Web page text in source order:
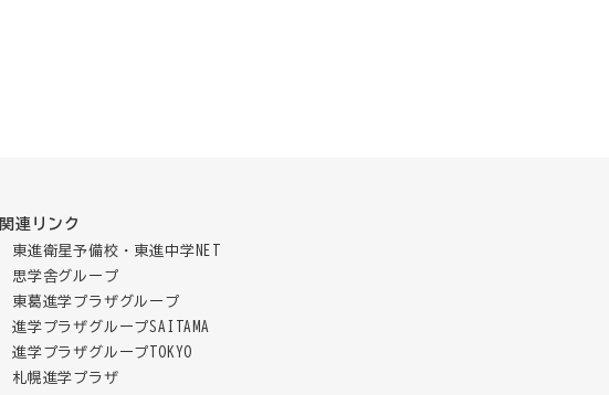
関連リンク
東進衛星予備校・東進中学NET
思学舎グループ
東葛進学プラザグループ
進学プラザグループSAITAMA
進学プラザグループTOKYO
札幌進学プラザ